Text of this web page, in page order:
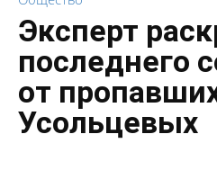
Эксперт
последнего
от
Усольцевых